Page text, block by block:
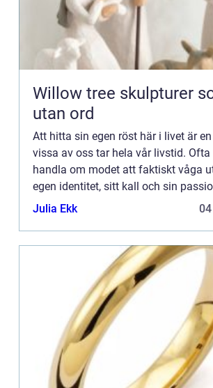
Willow tree skulpturer som talar
utan ord
Att hitta sin egen röst här i livet är
vissa av oss tar hela vår livstid. Ofta
handla om modet att faktiskt våga
egen identitet, sitt kall och sin
borde ställa oss frågorna: Vad är
Julia Ekk